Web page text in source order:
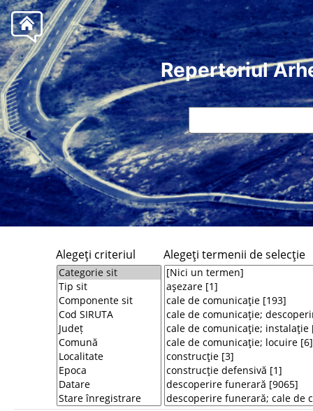
Repertoriul
Alegeţi criteriul Alegeţi termenii de selecţie